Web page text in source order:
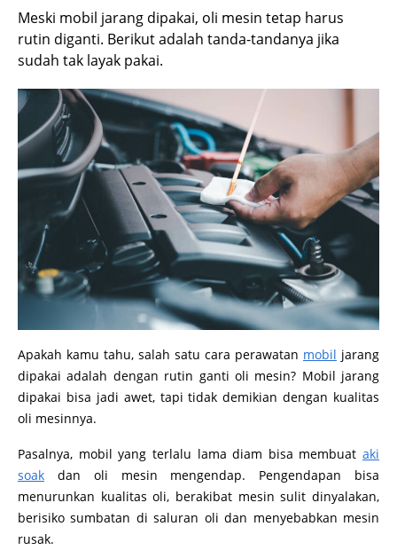
Meski mobil jarang dipakai, oli mesin tetap harus
rutin diganti. Berikut adalah tanda-tandanya jika
sudah tak layak pakai.
Apakah kamu tahu, salah satu cara perawatan mobil jarang
dipakai adalah dengan rutin ganti oli mesin? Mobil jarang
dipakai bisa jadi awet, tapi tidak demikian dengan kualitas
oli mesinnya.
Pasalnya, mobil yang terlalu lama diam bisa membuat aki
soak dan oli mesin mengendap. Pengendapan bisa
menurunkan kualitas oli, berakibat mesin sulit dinyalakan,
berisiko sumbatan di saluran oli dan menyebabkan mesin
rusak.